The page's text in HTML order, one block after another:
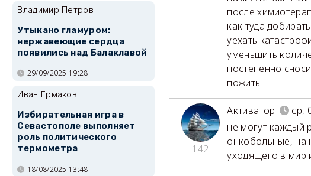
после
как туда
уехать
уменьшить
постепенно
пожить
142
Активатор
ср,
не могут каждый
онкобольные, на
уходящего в мир
Владимир Петров
Утыкано гламуром:
нержавеющие сердца
появились над Балаклавой
29/09/2025 19:28
Иван Ермаков
Избирательная игра в
Севастополе выполняет
роль политического
термометра
18/08/2025 13:48